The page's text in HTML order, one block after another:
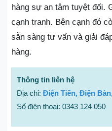
hàng sự an tâm tuyệt đối.
cạnh tranh. Bên cạnh đó
sẵn sàng tư vấn và giải
hàng.
Thông tin liên hệ
Địa chỉ: Điện Tiến, Điện
Số điện thoại: 0343 124 050